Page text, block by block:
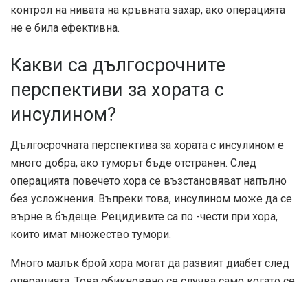
контрол на нивата на кръвната захар, ако операцията
не е била ефективна.
Какви са дългосрочните
перспективи за хората с
инсулином?
Дългосрочната перспектива за хората с инсулином е
много добра, ако туморът бъде отстранен. След
операцията повечето хора се възстановяват напълно
без усложнения. Въпреки това, инсулином може да се
върне в бъдеще. Рецидивите са по -чести при хора,
които имат множество тумори.
Много малък брой хора могат да развият диабет след